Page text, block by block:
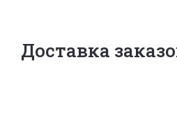
Доставка